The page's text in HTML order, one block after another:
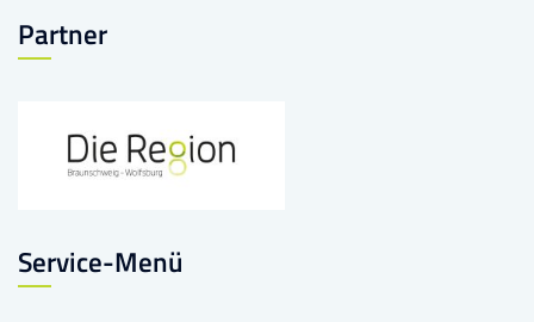
Partner
Service-Menü